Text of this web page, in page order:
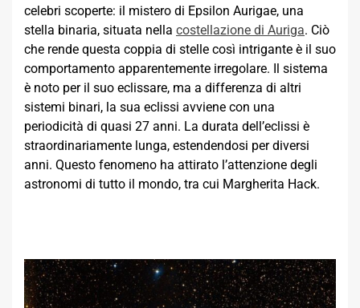
celebri scoperte: il mistero di Epsilon Aurigae, una
stella binaria, situata nella costellazione di Auriga. Ciò
che rende questa coppia di stelle così intrigante è il suo
comportamento apparentemente irregolare. Il sistema
è noto per il suo eclissare, ma a differenza di altri
sistemi binari, la sua eclissi avviene con una
periodicità di quasi 27 anni. La durata dell’eclissi è
straordinariamente lunga, estendendosi per diversi
anni. Questo fenomeno ha attirato l’attenzione degli
astronomi di tutto il mondo, tra cui Margherita Hack.